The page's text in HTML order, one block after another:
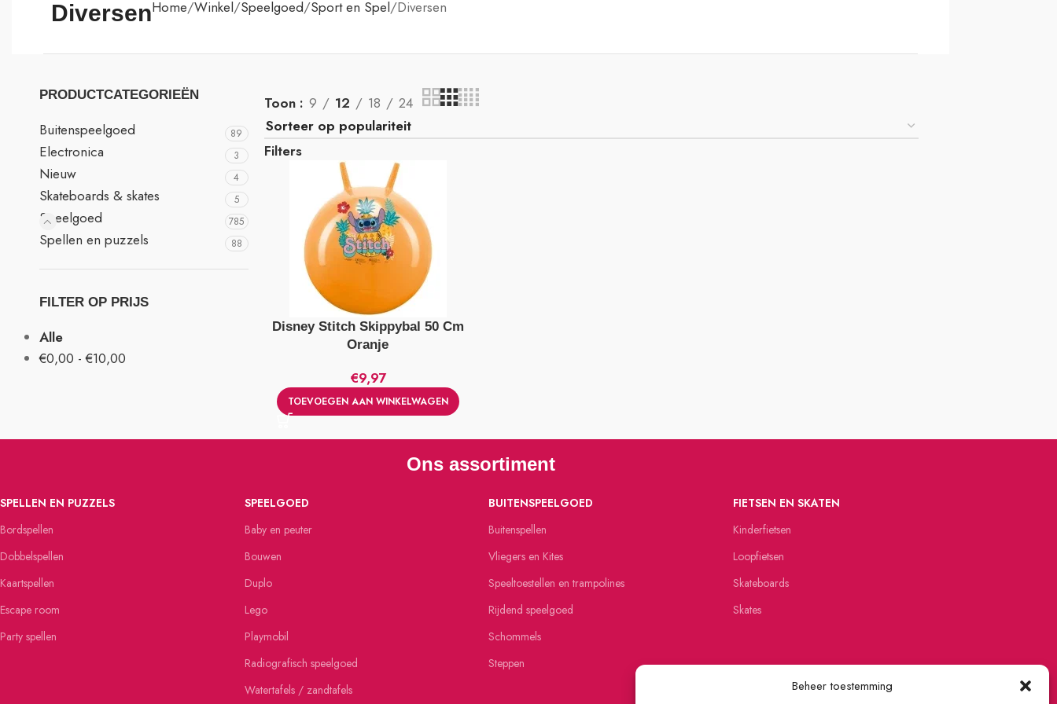
Beheer toestemming
DiversenHome Winkel Speelgoed Sport en Spel Diversen
PRODUCTCATEGORIEËN
Buitenspeelgoed 89
Electronica 3
Nieuw 4
Skateboards & skates 5
Speelgoed 785
Spellen en puzzels 88
FILTER OP PRIJS
Alle
€0,00 -€10,00
Toon 9 12 18 24
Filters
Disney Stitch Skippybal 50 Cm
Oranje
€9,97
TOEVOEGEN AAN WINKELWAGEN
Ons assortiment
SPELLEN EN PUZZELS
Bordspellen
Dobbelspellen
Kaartspellen
Escape room
Party spellen
SPEELGOED
Baby en peuter
Bouwen
Duplo
Lego
Playmobil
Radiografisch speelgoed
Watertafels / zandtafels
BUITENSPEELGOED
Buitenspellen
Vliegers en Kites
Speeltoestellen en trampolines
Rijdend speelgoed
Schommels
Steppen
FIETSEN EN SKATEN
Kinderfietsen
Loopfietsen
Skateboards
Skates